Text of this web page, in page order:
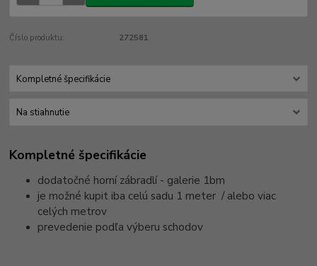
Číslo produktu: 272581
Kompletné špecifikácie
Na stiahnutie
Kompletné špecifikácie
dodatočné horní zábradlí - galerie 1bm
je možné kupit iba celú sadu 1 meter / alebo viac
celých metrov
prevedenie podľa výberu schodov